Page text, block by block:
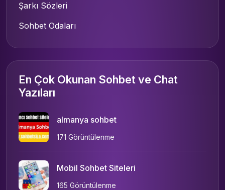
Şarkı Sözleri
Sohbet Odaları
En Çok Okunan Sohbet ve Chat
Yazıları
almanya sohbet
171 Görüntülenme
Mobil Sohbet Siteleri
165 Görüntülenme